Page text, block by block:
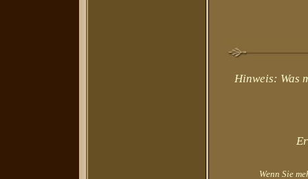
Hinweis: Was
Wenn Sie